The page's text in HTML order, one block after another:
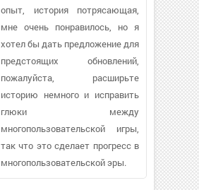
опыт, история потрясающая,
мне очень понравилось, но я
хотел бы дать предложение для
предстоящих обновлений,
пожалуйста, расширьте
историю немного и исправить
глюки между
многопользовательской игры,
так что это сделает прогресс в
многопользовательской эры.